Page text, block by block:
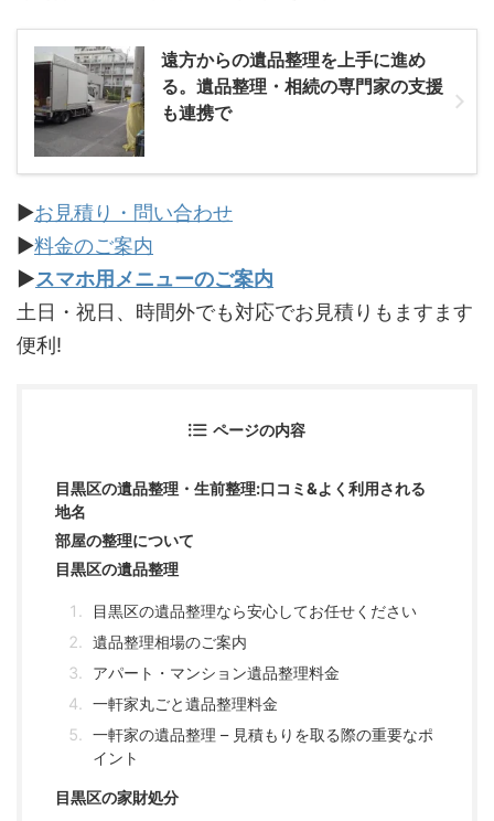
遠方からの遺品整理を上手に進め
る。遺品整理・相続の専門家の支援
も連携で
▶お見積り・問い合わせ
▶料金のご案内
▶スマホ用メニューのご案内
土日・祝日、時間外でも対応でお見積りもますます
便利!
ページの内容
目黒区の遺品整理・生前整理:口コミ&よく利用される
地名
部屋の整理について
目黒区の遺品整理
目黒区の遺品整理なら安心してお任せください
遺品整理相場のご案内
アパート・マンション遺品整理料金
一軒家丸ごと遺品整理料金
一軒家の遺品整理 – 見積もりを取る際の重要なポ
イント
目黒区の家財処分